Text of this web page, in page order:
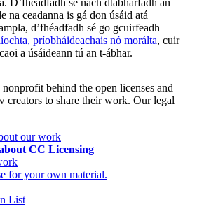
D’fhéadfadh sé nach dtabharfadh an
na ceadanna is gá don úsáid atá
d’fhéadfadh sé go gcuirfeadh
príobháideachais nó morálta, cuir
a úsáideann tú an t-ábhar.
behind the open licenses and
creators to share their work. Our legal
our work
CC Licensing
for your own material.
List